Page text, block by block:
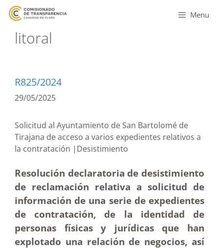
Menu
litoral
R825/2024
29/05/2025
Solicitud al Ayuntamiento de San Bartolomé de
Tirajana de acceso a varios expedientes relativos a
la contratación |Desistimiento
Resolución declaratoria de desistimiento
de reclamación relativa a solicitud de
información de una serie de expedientes
de contratación, de la identidad de
personas físicas y jurídicas que han
explotado una relación de negocios, así